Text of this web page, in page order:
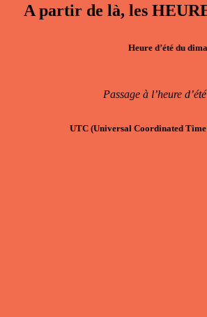
A partir de là, les
Heure d’été du
Passage à l’heure
UTC (Universal Coordinated